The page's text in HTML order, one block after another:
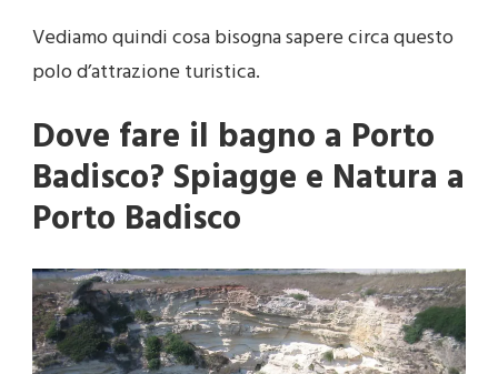
Vediamo quindi cosa bisogna sapere circa questo
polo d’attrazione turistica.
Dove fare il bagno a Porto
Badisco? Spiagge e Natura a
Porto Badisco